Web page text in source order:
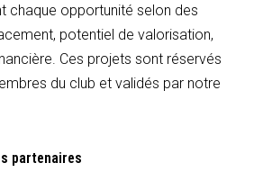
chaque opportunité selon des
potentiel de valorisation,
Ces projets sont réservés
du club et validés par notre
partenaires